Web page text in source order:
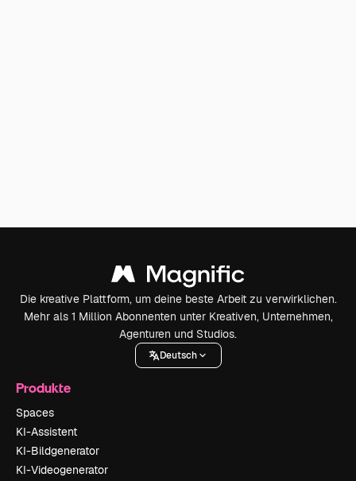
Die kreative Plattform, um deine beste Arbeit zu verwirklichen.
Mehr als 1 Million Abonnenten unter Kreativen, Unternehmen,
Agenturen und Studios.
Deutsch
Produkte
Spaces
KI-Assistent
KI-Bildgenerator
KI-Videogenerator